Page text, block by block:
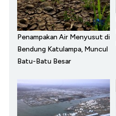
Penampakan Air Menyusut di
Bendung Katulampa, Muncul
Batu-Batu Besar